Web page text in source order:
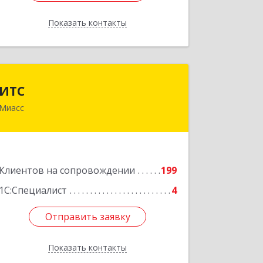
Показать контакты
Назад
ИТС
Миасс
Клиентов на сопровождении
199
1С:Специалист
4
Отправить заявку
Показать контакты
456300, Челябинская обл, Миасс г,
Отправить заявку
Назад